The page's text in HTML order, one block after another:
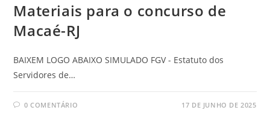
Materiais para o concurso de
Macaé-RJ
BAIXEM LOGO ABAIXO SIMULADO FGV - Estatuto dos
Servidores de…
0 COMENTÁRIO 17 DE JUNHO DE 2025